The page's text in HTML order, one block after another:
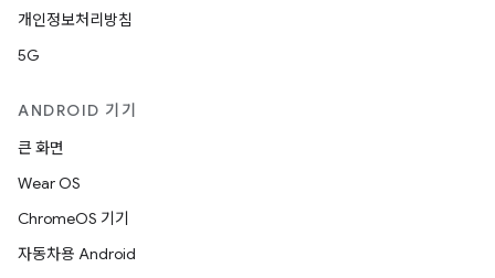
개인정보처리방침
5G
ANDROID 기기
큰 화면
Wear OS
ChromeOS 기기
자동차용 Android